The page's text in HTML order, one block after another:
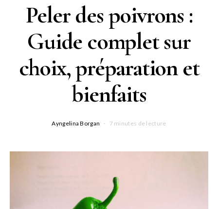
Peler des poivrons :
Guide complet sur
choix, préparation et
bienfaits
Ayngelina Borgan 7 minutes de lecture